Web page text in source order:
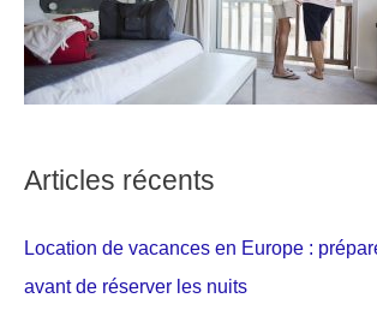
Articles récents
Location de vacances en Europe :
avant de réserver les nuits